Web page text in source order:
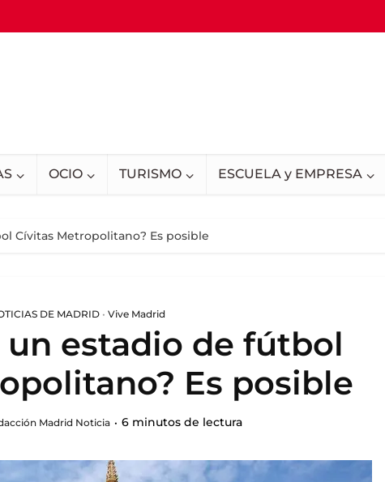
OCIO TURISMO ESCUELA y EMPRESA
Cívitas Metropolitano? Es posible
DE MADRID • Vive Madrid
estadio de fútbol
Es posible
Madrid Noticia 6 minutos de lectura